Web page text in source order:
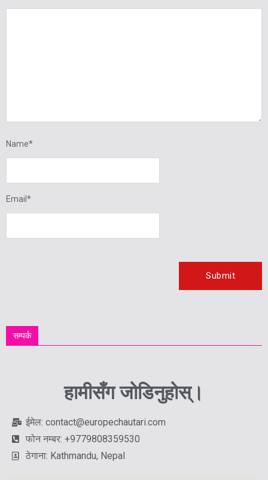
Name*
Email *
सम्पर्क
हामीसँग जोडिनुहोस्।
ईमेल: contact@europechautari.com
फोन नम्बर: +9779808359530
ठेगाना: Kathmandu, Nepal